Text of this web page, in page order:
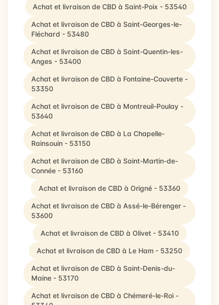
Achat et livraison de CBD à Saint-Poix - 53540
Achat et livraison de CBD à Saint-Georges-le-
Fléchard - 53480
Achat et livraison de CBD à Saint-Quentin-les-
Anges - 53400
Achat et livraison de CBD à Fontaine-Couverte -
53350
Achat et livraison de CBD à Montreuil-Poulay -
53640
Achat et livraison de CBD à La Chapelle-
Rainsouin - 53150
Achat et livraison de CBD à Saint-Martin-de-
Connée - 53160
Achat et livraison de CBD à Origné - 53360
Achat et livraison de CBD à Assé-le-Bérenger -
53600
Achat et livraison de CBD à Olivet - 53410
Achat et livraison de CBD à Le Ham - 53250
Achat et livraison de CBD à Saint-Denis-du-
Maine - 53170
Achat et livraison de CBD à Chémeré-le-Roi -